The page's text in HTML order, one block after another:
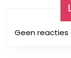
Geen